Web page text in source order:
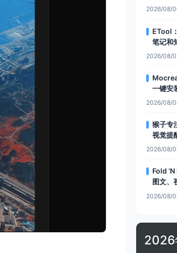
有Web
2026/08/
ETool
笔记和
2026/08/
一键安
部署，
2026/08/
猴子专
视觉提
提升注
2026/08/
Fold
图文、
各类纸
2026/08/
2026